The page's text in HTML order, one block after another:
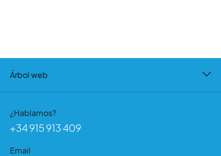
Árbol web
¿Hablamos?
+34 915 913 409
Email